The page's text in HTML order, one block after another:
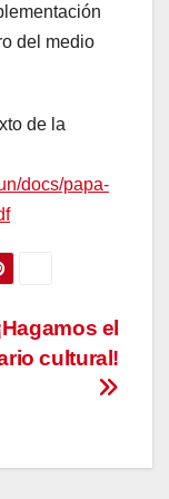
del medio
de la
docs/papa-
el
cultural!